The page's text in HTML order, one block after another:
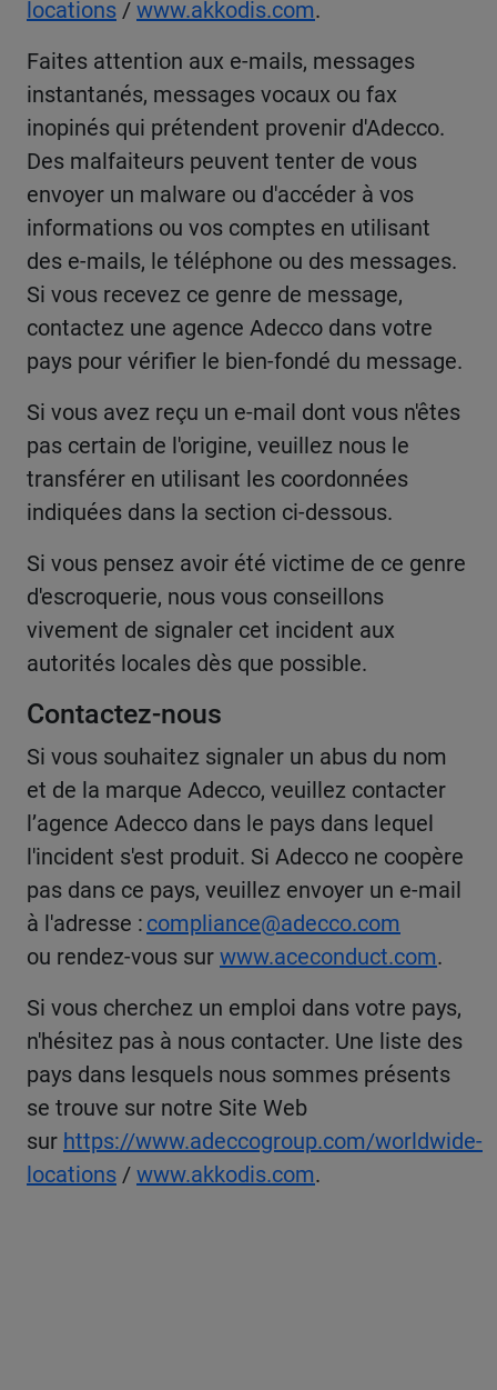
locations / www.akkodis.com.
Faites attention aux e-mails, messages
instantanés, messages vocaux ou fax
inopinés qui prétendent provenir d'Adecco.
Des malfaiteurs peuvent tenter de vous
envoyer un malware ou d'accéder à vos
informations ou vos comptes en utilisant
des e-mails, le téléphone ou des messages.
Si vous recevez ce genre de message,
contactez une agence Adecco dans votre
pays pour vérifier le bien-fondé du message.
Si vous avez reçu un e-mail dont vous n'êtes
pas certain de l'origine, veuillez nous le
transférer en utilisant les coordonnées
indiquées dans la section ci-dessous.
Si vous pensez avoir été victime de ce genre
d'escroquerie, nous vous conseillons
vivement de signaler cet incident aux
autorités locales dès que possible.
Contactez-nous
Si vous souhaitez signaler un abus du nom
et de la marque Adecco, veuillez contacter
l’agence Adecco dans le pays dans lequel
l'incident s'est produit. Si Adecco ne coopère
pas dans ce pays, veuillez envoyer un e-mail
à l'adresse : compliance@adecco.com
ou rendez-vous sur www.aceconduct.com.
Si vous cherchez un emploi dans votre pays,
n'hésitez pas à nous contacter. Une liste des
pays dans lesquels nous sommes présents
se trouve sur notre Site Web
sur https://www.adeccogroup.com/worldwide-
locations / www.akkodis.com.